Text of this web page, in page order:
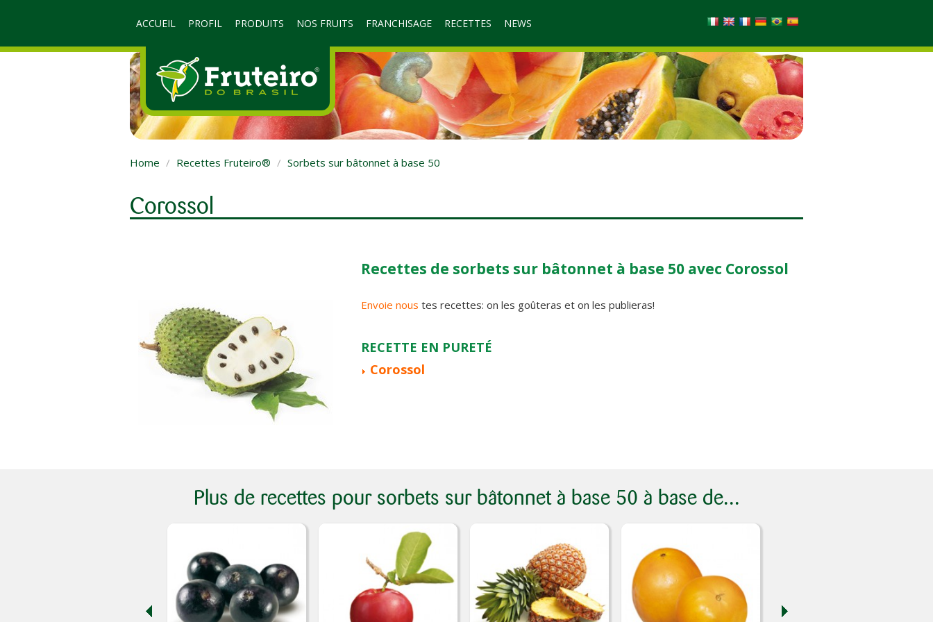
ACCUEIL PROFIL PRODUITS NOS FRUITS FRANCHISAGE RECETTES NEWS
Home Recettes Fruteiro® Sorbets sur bâtonnet à base 50
Corossol
Recettes de sorbets sur bâtonnet à base 50 avec Corossol
Envoie nous tes recettes: on les goûteras et on les publieras!
RECETTE EN PURETÉ
Corossol
Plus de recettes pour sorbets sur bâtonnet à base 50 à base de...